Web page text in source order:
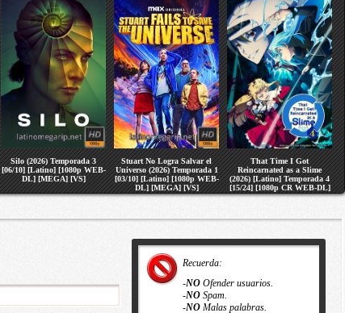
Silo (2026) Temporada 3
[06/10] [Latino] [1080p WEB-
DL] [MEGA] [VS]
Stuart No Logra Salvar el
Universo (2026) Temporada 1
[03/10] [Latino] [1080p WEB-
DL] [MEGA] [VS]
That Time I Got
Reincarnated as a Slime
(2026) [Latino] Temporada 4
[15/24] [1080p CR WEB-DL]
[MEGA] [VS]
Recuerda:
-NO Ofender usuarios.
-NO Spam.
-NO Malas palabras.